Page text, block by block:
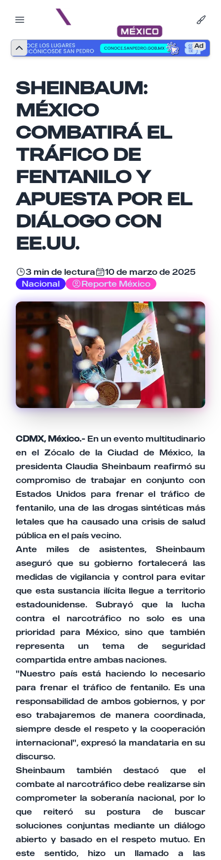
Ad
SHEINBAUM:
MÉXICO
COMBATIRÁ EL
TRÁFICO DE
FENTANILO Y
APUESTA POR EL
DIÁLOGO CON
EE.UU.
3 min de lectura
10 de marzo de 2025
Nacional
Reporte México
CDMX, México.- En un evento multitudinario
en el Zócalo de la Ciudad de México, la
presidenta Claudia Sheinbaum reafirmó su
compromiso de trabajar en conjunto con
Estados Unidos para frenar el tráfico de
fentanilo, una de las drogas sintéticas más
letales que ha causado una crisis de salud
pública en el país vecino.
Ante miles de asistentes, Sheinbaum
aseguró que su gobierno fortalecerá las
medidas de vigilancia y control para evitar
que esta sustancia ilícita llegue a territorio
estadounidense. Subrayó que la lucha
contra el narcotráfico no solo es una
prioridad para México, sino que también
representa un tema de seguridad
compartida entre ambas naciones.
"Nuestro país está haciendo lo necesario
para frenar el tráfico de fentanilo. Es una
responsabilidad de ambos gobiernos, y por
eso trabajaremos de manera coordinada,
siempre desde el respeto y la cooperación
internacional", expresó la mandataria en su
discurso.
Sheinbaum también destacó que el
combate al narcotráfico debe realizarse sin
comprometer la soberanía nacional, por lo
que reiteró su postura de buscar
soluciones conjuntas mediante un diálogo
abierto y basado en el respeto mutuo. En
este sentido, hizo un llamado a las
Nombre
Email
Cancelar Enviar comentario